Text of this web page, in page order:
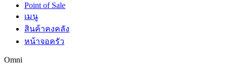
Point of Sale
เมนู
สินค้าคงคลัง
หน้าจอครัว
Omni